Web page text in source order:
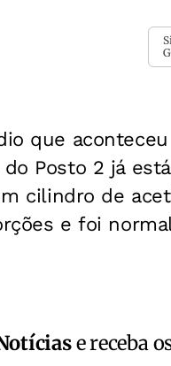
que
Posto 2 já
cilindro de
e foi
e receba